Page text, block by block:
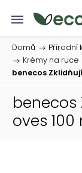
Domů / Přírodní
/
Krémy na ruce
benecos
benecos
oves 100